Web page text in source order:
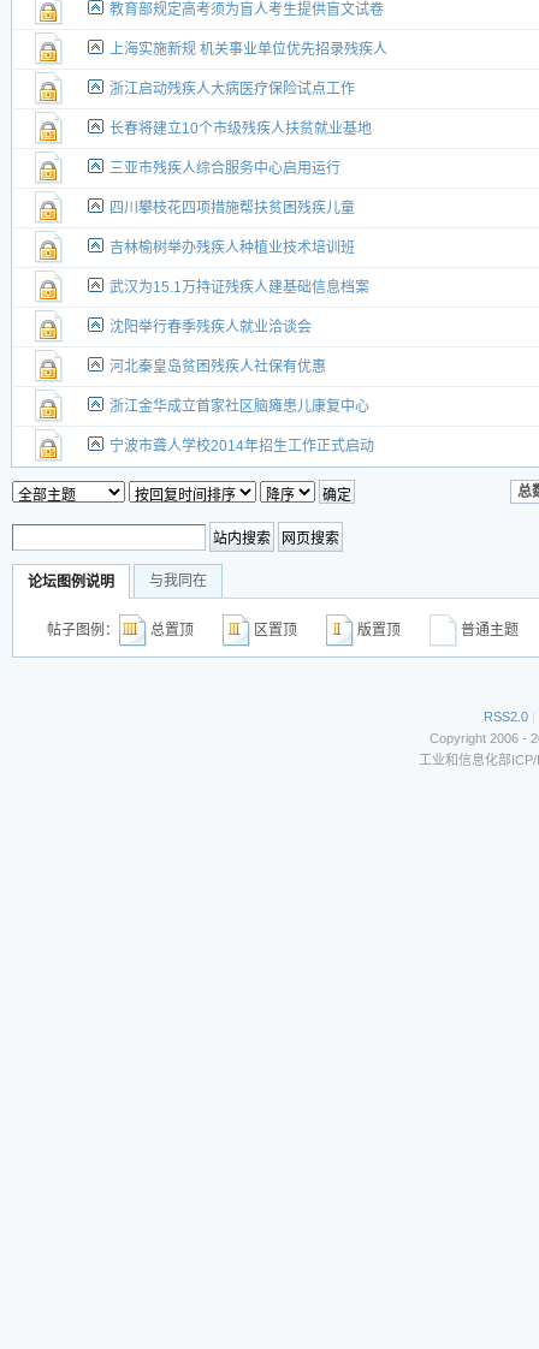
教育部规定高考须为盲人考生提供盲文试卷
上海实施新规 机关事业单位优先招录残疾人
浙江启动残疾人大病医疗保险试点工作
长春将建立10个市级残疾人扶贫就业基地
三亚市残疾人综合服务中心启用运行
四川攀枝花四项措施帮扶贫困残疾儿童
吉林榆树举办残疾人种植业技术培训班
武汉为15.1万持证残疾人建基础信息档案
沈阳举行春季残疾人就业洽谈会
河北秦皇岛贫困残疾人社保有优惠
浙江金华成立首家社区脑瘫患儿康复中心
宁波市聋人学校2014年招生工作正式启动
总
论坛图例说明 与我同在
帖子图例： 总置顶 区置顶 版置顶 普通主
RSS2.0 |
Copyright 2006 -
工业和信息化部